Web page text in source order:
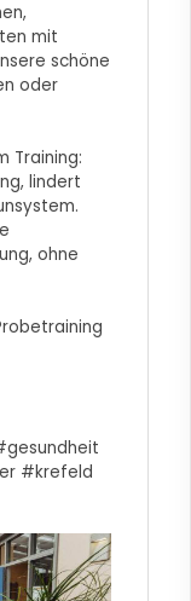
mit
schöne
oder
Training:
lindert
ohne
#krefeld